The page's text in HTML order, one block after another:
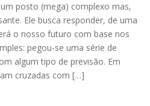
posto (mega) complexo mas,
Ele busca responder, de uma
o nosso futuro com base nos
pegou-se uma série de
algum tipo de previsão. Em
cruzadas com […]